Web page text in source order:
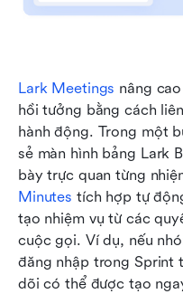
Lark Meetings nâng
hồi tưởng bằng cách
hành động. Trong một
sẻ màn hình bảng Lark
Minutes tích hợp tự
tạo nhiệm vụ từ các
cuộc gọi. Ví dụ, nếu
đăng nhập trong Sprint
dõi có thể được tạo